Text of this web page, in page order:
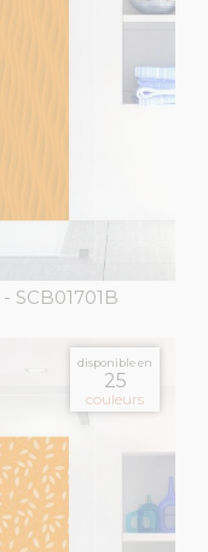
- SCB01701B
disponible en
25
couleurs